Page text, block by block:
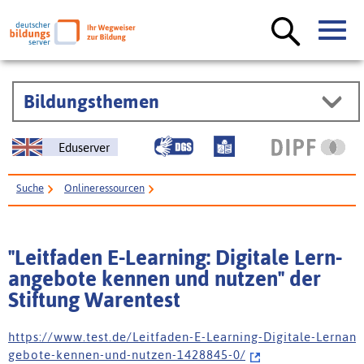
Bildungsthemen
Eduserver
Suche Onlineressourcen
"Leitfaden E-Learning: Digitale Lern­
angebote kennen und nutzen" der
Stiftung Warentest
h t t p s : / / w w w . t e s t . d e / L e i t f a d e n - E - L e a r n i n g - D i g i t a l e - L e r n a n
g e b o t e - k e n n e n - u n d - n u t z e n - 1 4 2 8 8 4 5 - 0 /